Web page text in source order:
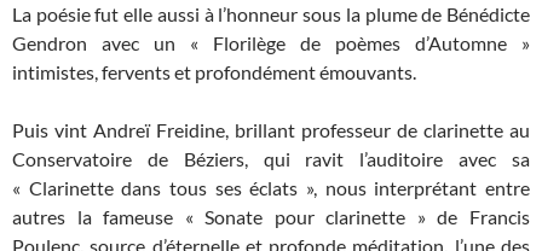
La poésie fut elle aussi à l’honneur sous la plume de Bénédicte
Gendron avec un « Florilège de poèmes d’Automne »
intimistes, fervents et profondément émouvants.
Puis vint Andreï Freidine, brillant professeur de clarinette au
Conservatoire de Béziers, qui ravit l’auditoire avec sa
« Clarinette dans tous ses éclats », nous interprétant entre
autres la fameuse « Sonate pour clarinette » de Francis
Poulenc, source d’éternelle et profonde méditation, l’une des